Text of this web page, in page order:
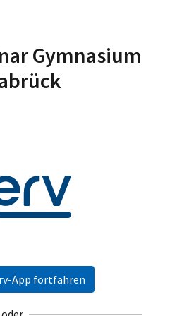
Gymnasium
App fortfahren